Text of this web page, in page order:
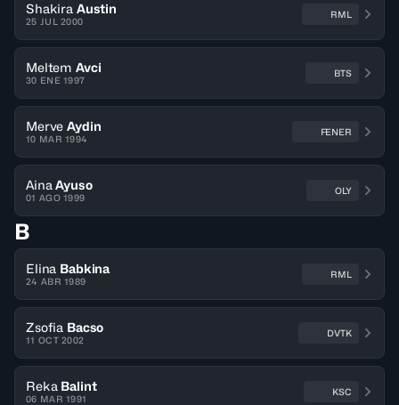
Shakira Austin
25 JUL 2000
RML
Meltem Avci
30 ENE 1997
BTS
Merve Aydin
10 MAR 1994
FENER
Aina Ayuso
01 AGO 1999
OLY
B
Elina Babkina
24 ABR 1989
RML
Zsofia Bacso
11 OCT 2002
DVTK
Reka Balint
06 MAR 1991
KSC